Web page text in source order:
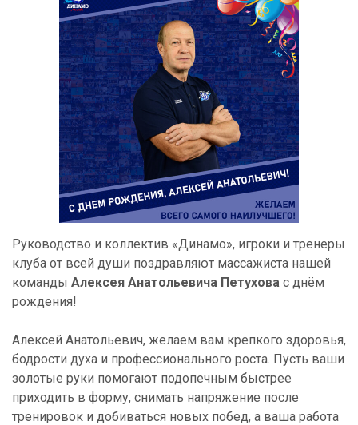
Руководство и коллектив «Динамо», игроки и тренеры
клуба от всей души поздравляют массажиста нашей
команды Алексея Анатольевича Петухова с днём
рождения!
Алексей Анатольевич, желаем вам крепкого здоровья,
бодрости духа и профессионального роста. Пусть ваши
золотые руки помогают подопечным быстрее
приходить в форму, снимать напряжение после
тренировок и добиваться новых побед, а ваша работа